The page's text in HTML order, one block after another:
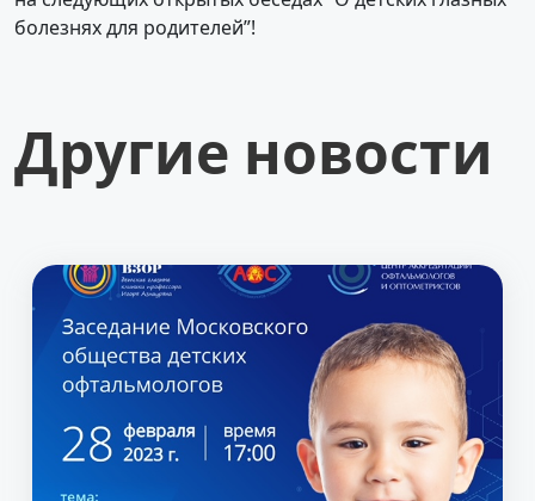
болезнях для родителей”!
Другие новости